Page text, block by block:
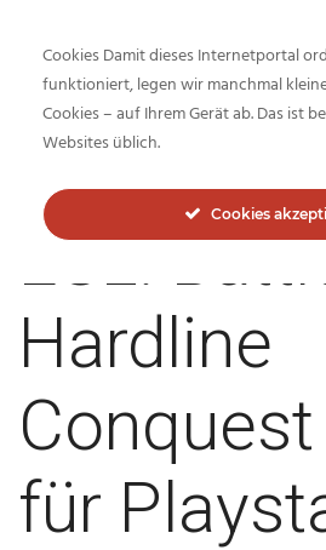
Inside-Network.net
ESL:
Hardline
für
Cookies Damit dieses Internetportal
funktioniert, legen wir manchmal
Cookies – auf Ihrem Gerät ab. Das ist
Websites üblich.
Cookies